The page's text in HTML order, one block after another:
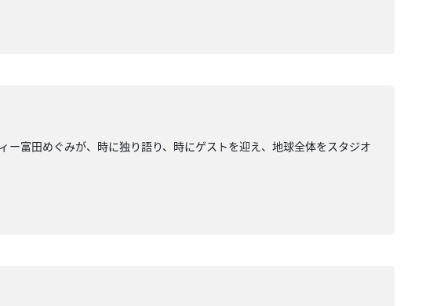
富田めぐみが、時に独り語り、時にゲストを迎え、地球全体をスタジオ